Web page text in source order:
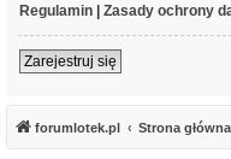
Regulamin
Zasady ochrony
Zarejestruj się
forumlotek.pl Strona główna